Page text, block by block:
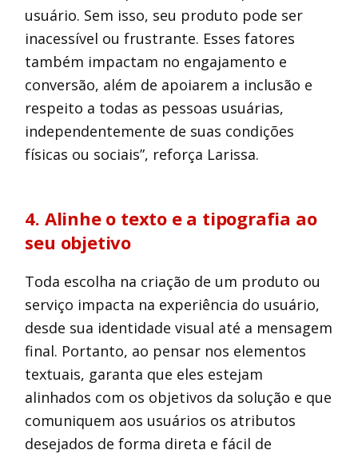
usuário. Sem isso, seu produto pode ser
inacessível ou frustrante. Esses fatores
também impactam no engajamento e
conversão, além de apoiarem a inclusão e
respeito a todas as pessoas usuárias,
independentemente de suas condições
físicas ou sociais”, reforça Larissa.
4. Alinhe o texto e a tipografia ao
seu objetivo
Toda escolha na criação de um produto ou
serviço impacta na experiência do usuário,
desde sua identidade visual até a mensagem
final. Portanto, ao pensar nos elementos
textuais, garanta que eles estejam
alinhados com os objetivos da solução e que
comuniquem aos usuários os atributos
desejados de forma direta e fácil de